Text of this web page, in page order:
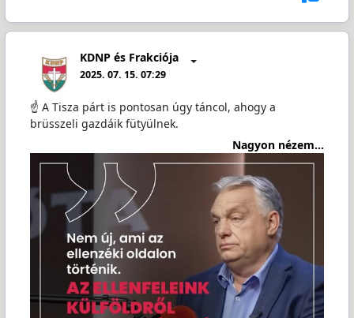
KDNP és Frakciója
2025. 07. 15. 07:29
☝ A Tisza párt is pontosan úgy táncol, ahogy a
brüsszeli gazdáik fütyülnek.
Nagyon nézem...